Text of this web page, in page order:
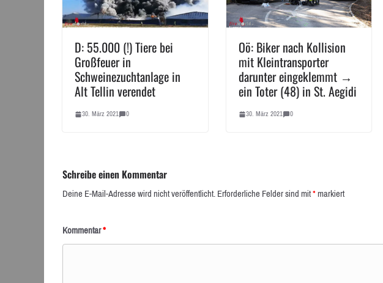
D: 55.000 (!) Tiere bei
Großfeuer in
Schweinezuchtanlage in
Alt Tellin verendet
30. März 2021 0
Oö: Biker nach Kollision
mit Kleintransporter
darunter eingeklemmt →
ein Toter (48) in St. Aegidi
30. März 2021 0
Schreibe einen Kommentar
Deine E-Mail-Adresse wird nicht veröffentlicht.Erforderliche Felder sind mit*markiert
Kommentar*